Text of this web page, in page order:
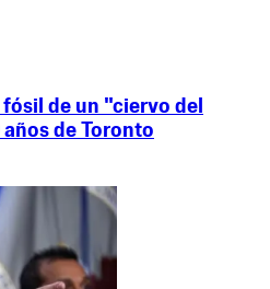
de un "ciervo del
de Toronto